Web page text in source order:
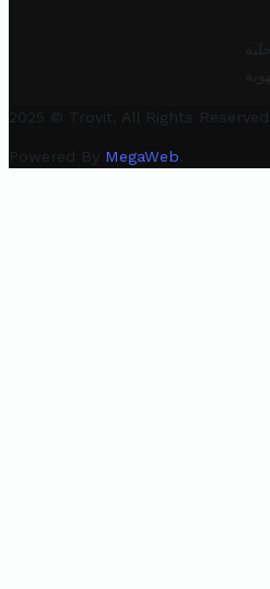
2025 © Trovit. All Rights Reserved.
Powered By MegaWeb